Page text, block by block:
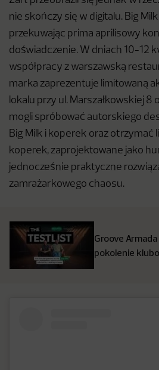
nie skończy się w digitalu. Big
przekuwając prima aprilisowy
doświadczenie. W dniach 10-12
współpracy z warszawską
marka zaprezentuje limitowaną
lokalu przy ul. Marszałkowskiej 8
mogli spróbować autorskiego
Big Milk i koperek oraz otrzymać
koperek, zaprojektowane jako
jednocześnie praktyczne
zamrażarkowego chaosu.
Groove
pokolenie